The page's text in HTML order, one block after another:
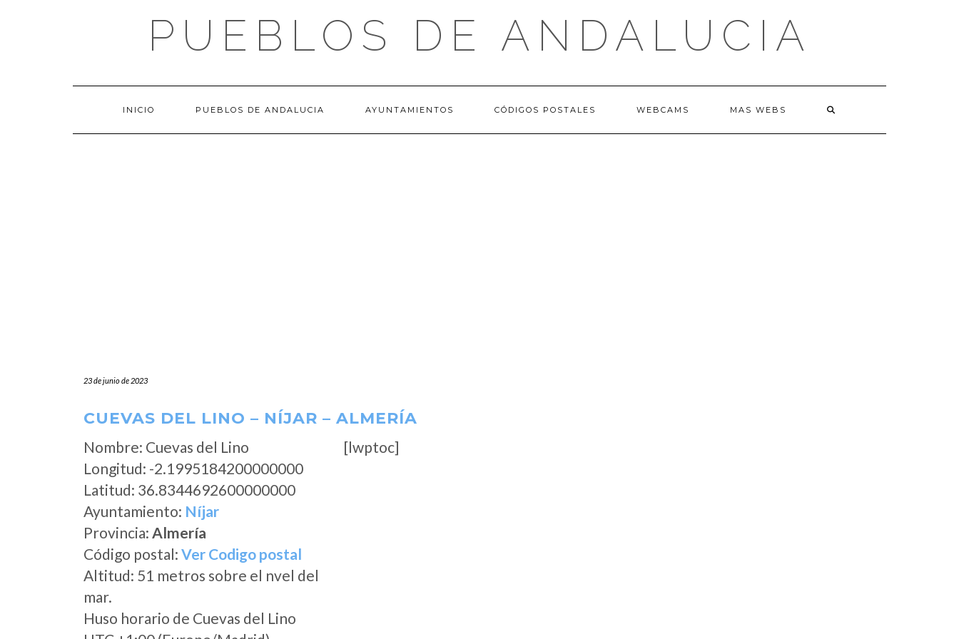
PUEBLOS DE ANDALUCIA
INICIO PUEBLOS DE ANDALUCIA AYUNTAMIENTOS CÓDIGOS POSTALES WEBCAMS MAS WEBS
23 de junio de 2023
CUEVAS DEL LINO – NÍJAR – ALMERÍA
Nombre: Cuevas del Lino
Longitud: -2.1995184200000000
Latitud: 36.8344692600000000
Ayuntamiento: Níjar
Provincia: Almería
Código postal: Ver Codigo postal
Altitud: 51 metros sobre el nvel del
mar.
Huso horario de Cuevas del Lino
[lwptoc]